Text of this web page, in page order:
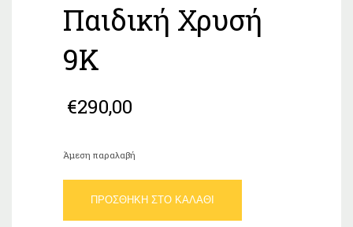
Παιδική Χρυσή
9Κ
€290,00
Άμεση παραλαβή
Παιδική
Χρυσή
ΠΡΟΣΘΉΚΗ ΣΤΟ ΚΑΛΆΘΙ